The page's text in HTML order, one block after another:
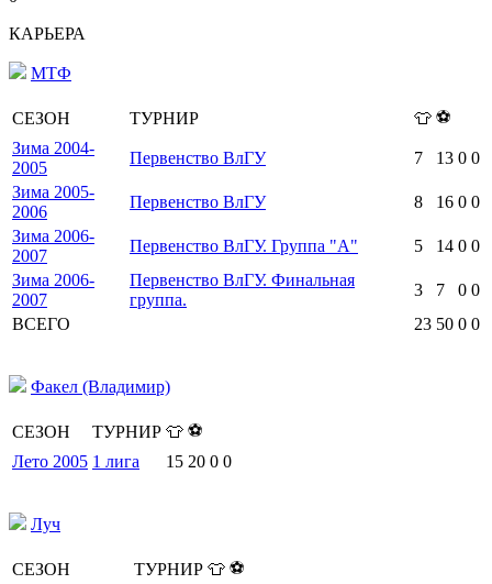
КАРЬЕРА
МТФ
СЕЗОН ТУРНИР 👕 ⚽
Зима 2004-
2005
Первенство ВлГУ 7 13 0 0
Зима 2005-
2006
Первенство ВлГУ 8 16 0 0
Зима 2006-
2007
Первенство ВлГУ. Группа "А" 5 14 0 0
Зима 2006-
2007
Первенство ВлГУ. Финальная
группа.
3 7 0 0
ВСЕГО
23 50 0 0
Факел (Владимир)
СЕЗОН ТУРНИР 👕 ⚽
Лето 2005 1 лига 15 20 0 0
Луч
СЕЗОН ТУРНИР 👕 ⚽